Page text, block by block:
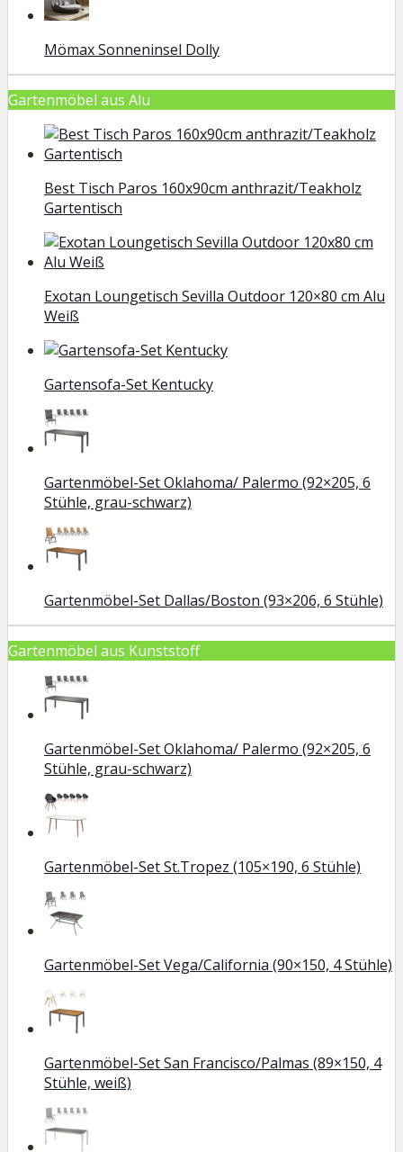
Mömax Sonneninsel Dolly
Gartenmöbel aus Alu
Best Tisch Paros 160x90cm anthrazit/Teakholz
Gartentisch
Exotan Loungetisch Sevilla Outdoor 120×80 cm Alu
Weiß
Gartensofa-Set Kentucky
Gartenmöbel-Set Oklahoma/ Palermo (92×205, 6
Stühle, grau-schwarz)
Gartenmöbel-Set Dallas/Boston (93×206, 6 Stühle)
Gartenmöbel aus Kunststoff
Gartenmöbel-Set Oklahoma/ Palermo (92×205, 6
Stühle, grau-schwarz)
Gartenmöbel-Set St.Tropez (105×190, 6 Stühle)
Gartenmöbel-Set Vega/California (90×150, 4 Stühle)
Gartenmöbel-Set San Francisco/Palmas (89×150, 4
Stühle, weiß)